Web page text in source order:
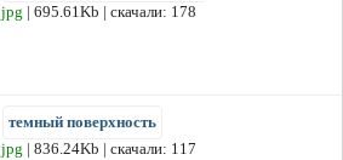
jpg | 695.61Kb | скачали: 178
темный поверхность
jpg | 836.24Kb | скачали: 117